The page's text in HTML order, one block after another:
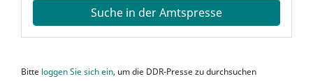
Suche in der Amtspresse
Bitte loggen Sie sich ein, um die DDR-Presse zu durchsuchen